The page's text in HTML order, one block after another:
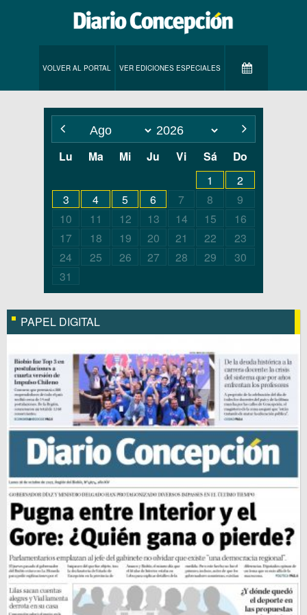
VOLVER AL PORTAL VER EDICIONES ESPECIALES
Lu Ma Mi Ju Vi Sá Do
1
2
3
4 5 6 7 8
9
10
11 12 13 14 15
16
17
18 19 20 21 22
23
24
25 26 27 28 29
30
31
PAPEL DIGITAL